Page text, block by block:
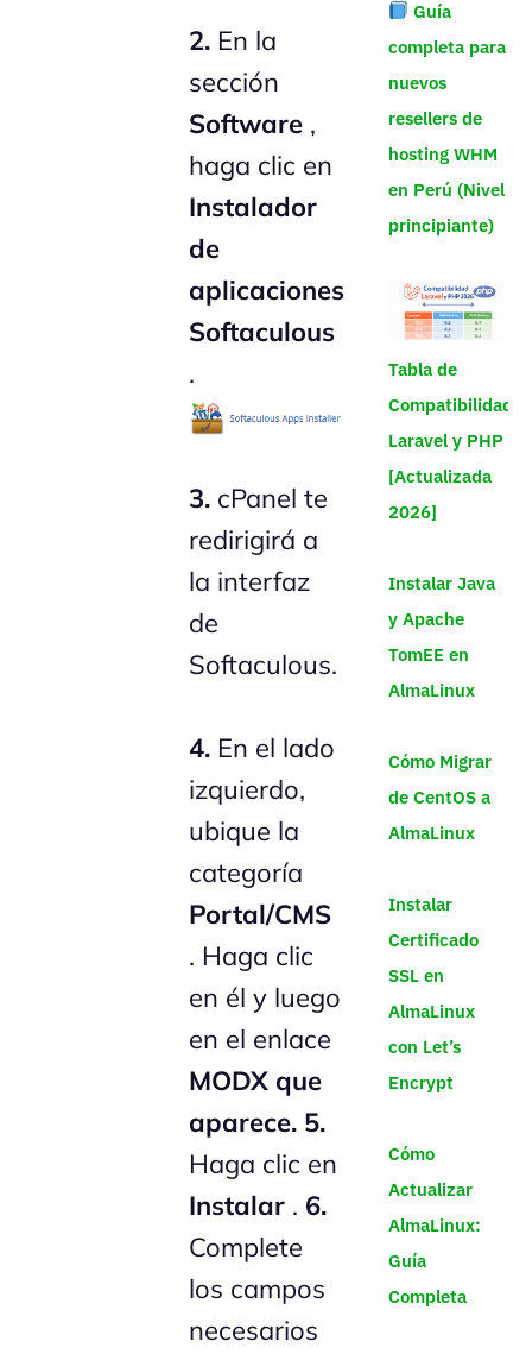
2. En la
sección
Software ,
haga clic en
Instalador
de
aplicaciones
Softaculous
.
3. cPanel te
redirigirá a
la interfaz
de
Softaculous.
4. En el lado
izquierdo,
ubique la
categoría
Portal/CMS
. Haga clic
en él y luego
en el enlace
MODX que
aparece. 5.
Haga clic en
Instalar . 6.
Complete
los campos
necesarios
Guía
completa para
nuevos
resellers de
hosting WHM
en Perú (Nivel
principiante)
Tabla de
Compatibilidad
Laravel y PHP
[Actualizada
2026]
Instalar Java
y Apache
TomEE en
AlmaLinux
Cómo Migrar
de CentOS a
AlmaLinux
Instalar
Certificado
SSL en
AlmaLinux
con Let’s
Encrypt
Cómo
Actualizar
AlmaLinux:
Guía
Completa